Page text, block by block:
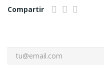
Compartir